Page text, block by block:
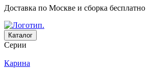
Доставка по Москве и сборка бесплатно
Каталог
Серии
Карина